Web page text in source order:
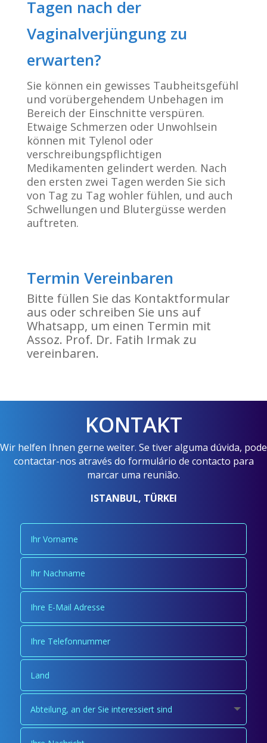
Tagen nach der
Vaginalverjüngung zu
erwarten?
Sie können ein gewisses Taubheitsgefühl
und vorübergehendem Unbehagen im
Bereich der Einschnitte verspüren.
Etwaige Schmerzen oder Unwohlsein
können mit Tylenol oder
verschreibungspflichtigen
Medikamenten gelindert werden. Nach
den ersten zwei Tagen werden Sie sich
von Tag zu Tag wohler fühlen, und auch
Schwellungen und Blutergüsse werden
auftreten.
Termin Vereinbaren
Bitte füllen Sie das Kontaktformular
aus oder schreiben Sie uns auf
Whatsapp, um einen Termin mit
Assoz. Prof. Dr. Fatih Irmak zu
vereinbaren.
KONTAKT
Wir helfen Ihnen gerne weiter. Se tiver alguma dúvida, pode
contactar-nos através do formulário de contacto para
marcar uma reunião.
ISTANBUL, TÜRKEI